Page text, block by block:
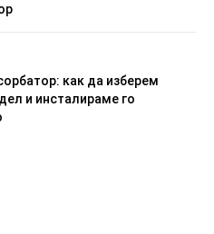
как да изберем
и инсталираме го